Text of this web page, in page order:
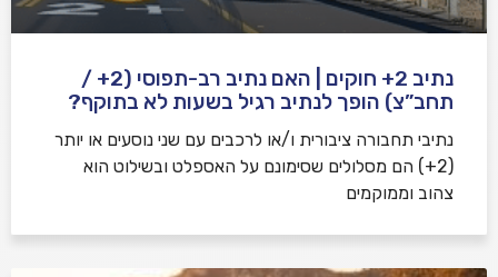
נתיב 2+ חוקים | האם נתיב רב-תפוסי (2+ /
תחב”צ) הופך לנתיב רגיל בשעות לא בתוקף?
נתיבי תחבורה ציבורית ו/או לרכבים עם שני נוסעים או יותר
(2+) הם מסלולים שסימונם על האספלט ובשילוט הוא
צהוב וממוקמים